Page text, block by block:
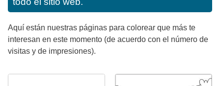
Aquí están nuestras páginas para colorear que más te
interesan en este momento (de acuerdo con el número de
visitas y de impresiones).